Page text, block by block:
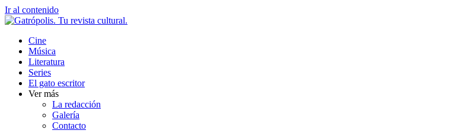
Ir al contenido
Cine
Música
Literatura
Series
El gato escritor
Ver más
La redacción
Galería
Contacto